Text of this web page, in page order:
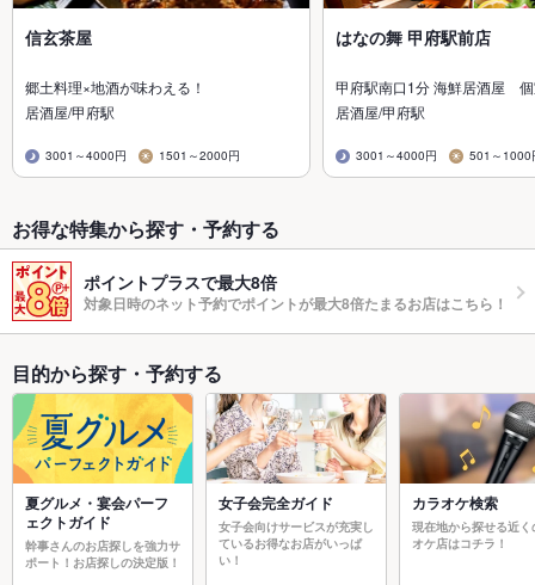
信玄茶屋
郷土料理×地酒が味わえる！
居酒屋/甲府駅
3001～4000円 1501～2000円
はなの舞 甲府駅前店
甲府駅南口1分 海鮮居酒屋
居酒屋/甲府駅
3001～4000円 501～1000
お得な特集から探す・予約する
ポイントプラスで最大8倍
対象日時のネット予約でポイントが最大8倍たまるお店はこちら！
目的から探す・予約する
夏グルメ・宴会パーフ
ェクトガイド
幹事さんのお店探しを強力サ
ポート！お店探しの決定版！
女子会完全ガイド
女子会向けサービスが充実し
ているお得なお店がいっぱ
い！
カラオケ検索
現在地から探せる近く
オケ店はコチラ！